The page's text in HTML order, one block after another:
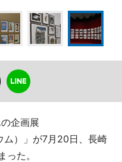
企画展
ム）」が7月20日、長崎
た。